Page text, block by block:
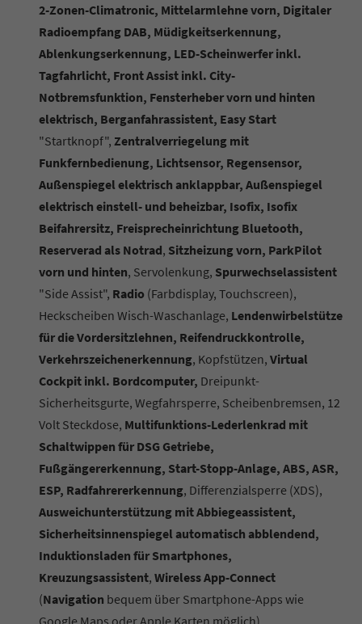
2-Zonen-Climatronic, Mittelarmlehne vorn, Digitaler
Radioempfang DAB, Müdigkeitserkennung,
Ablenkungserkennung, LED-Scheinwerfer inkl.
Tagfahrlicht, Front Assist inkl. City-
Notbremsfunktion, Fensterheber vorn und hinten
elektrisch, Berganfahrassistent, Easy Start
"Startknopf", Zentralverriegelung mit
Funkfernbedienung, Lichtsensor, Regensensor,
Außenspiegel elektrisch anklappbar, Außenspiegel
elektrisch einstell- und beheizbar, Isofix, Isofix
Beifahrersitz, Freisprecheinrichtung Bluetooth,
Reserverad als Notrad, Sitzheizung vorn, ParkPilot
vorn und hinten, Servolenkung, Spurwechselassistent
"Side Assist", Radio (Farbdisplay, Touchscreen),
Heckscheiben Wisch-Waschanlage, Lendenwirbelstütze
für die Vordersitzlehnen, Reifendruckkontrolle,
Verkehrszeichenerkennung, Kopfstützen, Virtual
Cockpit inkl. Bordcomputer, Dreipunkt-
Sicherheitsgurte, Wegfahrsperre, Scheibenbremsen, 12
Volt Steckdose, Multifunktions-Lederlenkrad mit
Schaltwippen für DSG Getriebe,
Fußgängererkennung, Start-Stopp-Anlage, ABS, ASR,
ESP, Radfahrererkennung, Differenzialsperre (XDS),
Ausweichunterstützung mit Abbiegeassistent,
Sicherheitsinnenspiegel automatisch abblendend,
Induktionsladen für Smartphones,
Kreuzungsassistent, Wireless App-Connect
(Navigation bequem über Smartphone-Apps wie
Google Maps oder Apple Karten möglich)